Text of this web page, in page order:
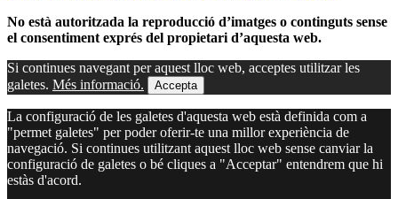
No està autoritzada la reproducció d’imatges o continguts sense
el consentiment exprés del propietari d’aquesta web.
Si continues navegant per aquest lloc web, acceptes utilitzar les
galetes. Més informació. Accepta
La configuració de les galetes d'aquesta web està definida com a
"permet galetes" per poder oferir-te una millor experiència de
navegació. Si continues utilitzant aquest lloc web sense canviar la
configuració de galetes o bé cliques a "Acceptar" entendrem que hi
estàs d'acord.